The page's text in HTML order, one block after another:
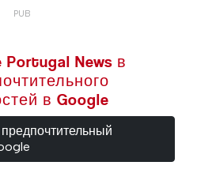
Portugal News в
в Google